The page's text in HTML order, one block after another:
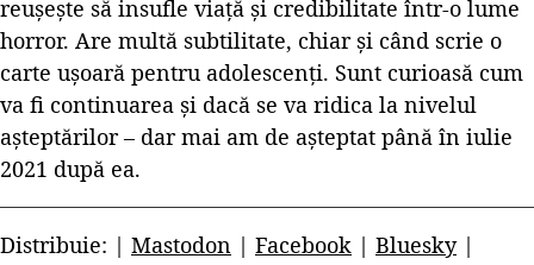
reușește să insufle viață și credibilitate într-o lume
horror. Are multă subtilitate, chiar și când scrie o
carte ușoară pentru adolescenți. Sunt curioasă cum
va fi continuarea și dacă se va ridica la nivelul
așteptărilor – dar mai am de așteptat până în iulie
2021 după ea.
Distribuie: | Mastodon | Facebook | Bluesky|